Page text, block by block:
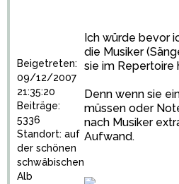
Beigetreten:
09/12/2007
21:35:20
Beiträge:
5336
Standort: auf
der schönen
schwäbischen
Alb
Ich würde bevor
die Musiker
sie im Repertoire
Denn wenn sie
müssen oder
nach Musiker
Aufwand.